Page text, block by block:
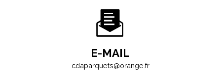
E-MAIL
cdaparquets@orange.fr